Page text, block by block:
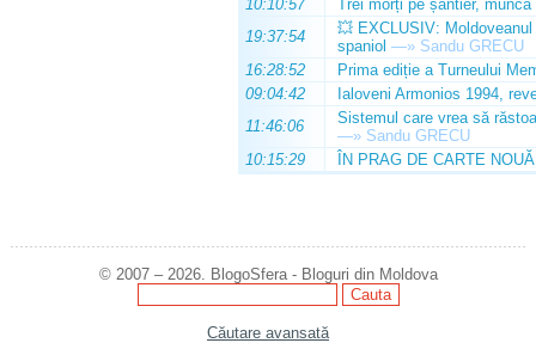
10:10:57
Trei morți pe șantier, muncă
19:37:54
💥 EXCLUSIV:
spaniol —» Sandu GRECU
16:28:52
Prima ediție a Turneului
09:04:42
Ialoveni Armonios 1994,
11:46:06
Sistemul care vrea să
—» Sandu GRECU
10:15:29
ÎN PRAG DE CARTE NOUĂ
© 2007 – 2026. BlogoSfera - Bloguri din Moldova
Căutare avansată